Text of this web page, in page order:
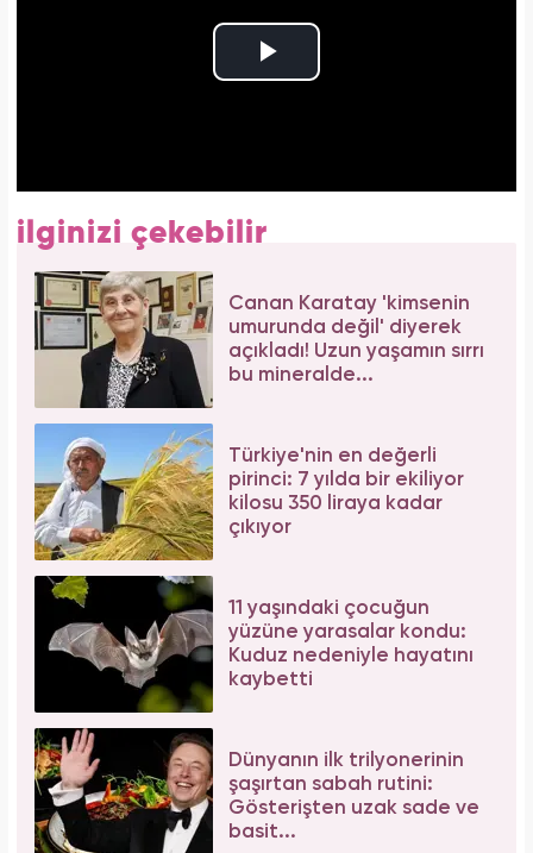
ilginizi çekebilir
Canan Karatay 'kimsenin
umurunda değil' diyerek
açıkladı! Uzun yaşamın sırrı
bu mineralde...
Türkiye'nin en değerli
pirinci: 7 yılda bir ekiliyor
kilosu 350 liraya kadar
çıkıyor
11 yaşındaki çocuğun
yüzüne yarasalar kondu:
Kuduz nedeniyle hayatını
kaybetti
Dünyanın ilk trilyonerinin
şaşırtan sabah rutini:
Gösterişten uzak sade ve
basit...